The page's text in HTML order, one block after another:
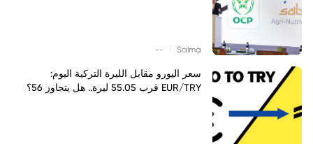
Salma
--
سعر اليورو مقابل الليرة التركية اليوم:
EUR/TRY قرب 55.05 ليرة.. هل يتجاوز 56؟